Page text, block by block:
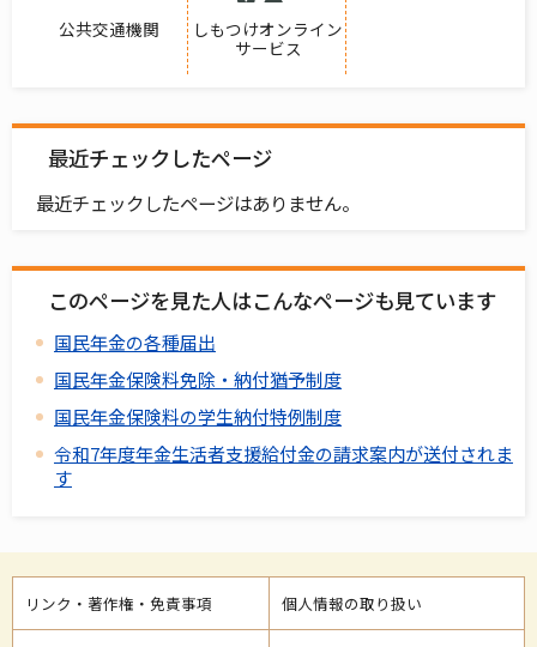
公共交通機関
しもつけオンライン
サービス
最近チェックしたページ
最近チェックしたページはありません。
このページを見た人はこんなページも見ています
国民年金の各種届出
国民年金保険料免除・納付猶予制度
国民年金保険料の学生納付特例制度
令和7年度年金生活者支援給付金の請求案内が送付されま
す
リンク・著作権・免責事項 個人情報の取り扱い